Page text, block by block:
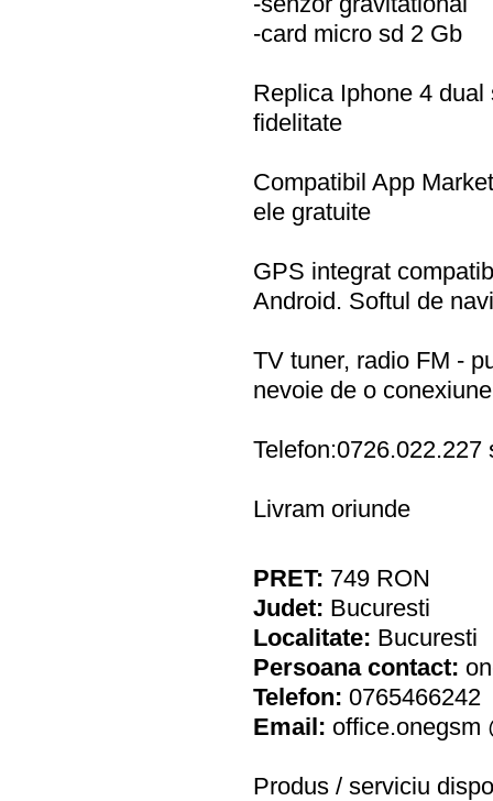
-card micro sd 2 Gb
Replica Iphone 4
fidelitate
Compatibil App
ele gratuite
GPS integrat
Android. Softul de
TV tuner, radio FM -
nevoie de o
Telefon:0726.022.227
Livram oriunde
PRET: 749 RON
Judet: Bucuresti
Localitate: Bucuresti
Persoana contact:
Telefon: 0765466242
Email: office.onegsm
Produs / serviciu